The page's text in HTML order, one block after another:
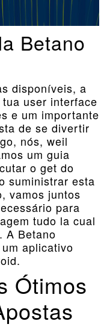
Betano
disponíveis, a
user interface
e um importante
de se divertir
nós, weil
um guia
o get do
suministrar esta
vamos juntos
para
tudo la cual
A Betano
aplicativo
Ótimos